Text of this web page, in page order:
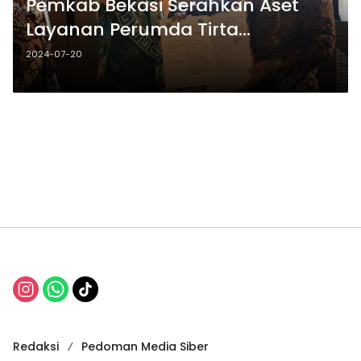
Pemkab Bekasi Serahkan Aset
Layanan Perumda Tirta
Bhagasasi ke Pemkot Bekasi
2024-07-20
admin
Redaksi Pedoman Media Siber